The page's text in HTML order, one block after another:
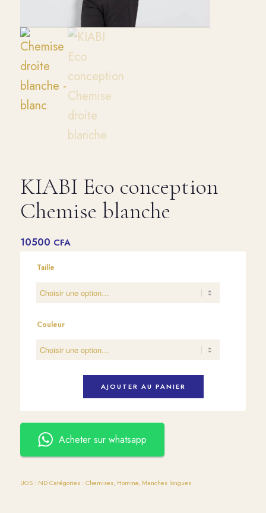
KIABI Eco conception
Chemise blanche
10500 CFA
Taille
Couleur
AJOUTER AU PANIER
Acheter sur whatsapp
UGS : ND Catégories : Chemises, Homme,Manches longues